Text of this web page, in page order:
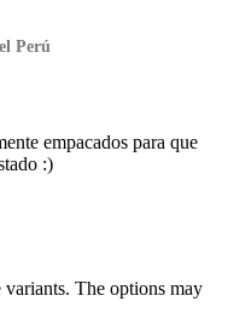
Perú
empacados para que
:)
The options may